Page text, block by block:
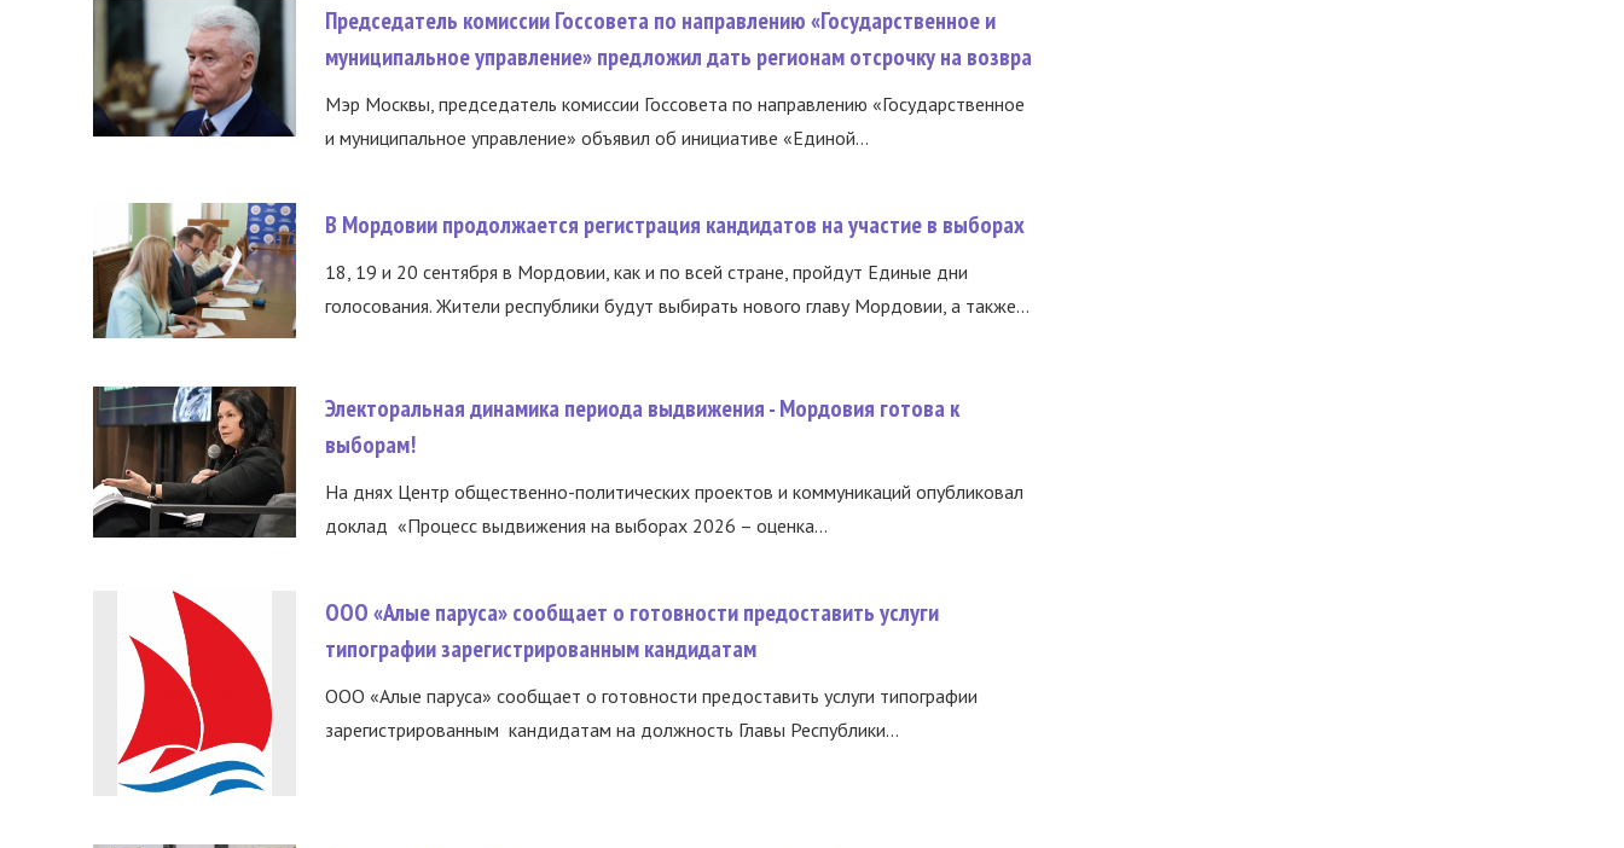
Председатель комиссии Госсовета по направлению «Государственное и
муниципальное управление» предложил дать регионам отсрочку на возвра
Мэр Москвы, председатель комиссии Госсовета по направлению «Государственное
и муниципальное управление» объявил об инициативе «Единой...
В Мордовии продолжается регистрация кандидатов на участие в выборах
18, 19 и 20 сентября в Мордовии, как и по всей стране, пройдут Единые дни
голосования. Жители республики будут выбирать нового главу Мордовии, а также...
Электоральная динамика периода выдвижения - Мордовия готова к
выборам!
На днях Центр общественно-политических проектов и коммуникаций опубликовал
доклад «Процесс выдвижения на выборах 2026 – оценка...
ООО «Алые паруса» сообщает о готовности предоставить услуги
типографии зарегистрированным кандидатам
ООО «Алые паруса» сообщает о готовности предоставить услуги типографии
зарегистрированным кандидатам на должность Главы Республики...